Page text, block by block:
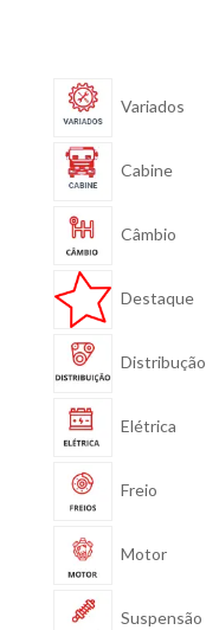
Variados
Cabine
Câmbio
Destaque
Distribução
Elétrica
Freio
Motor
Suspensão